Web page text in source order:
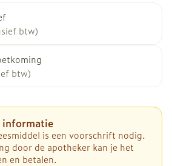
btw)
btw)
informatie
is een voorschrift nodig.
door de apotheker kan je het
en betalen.